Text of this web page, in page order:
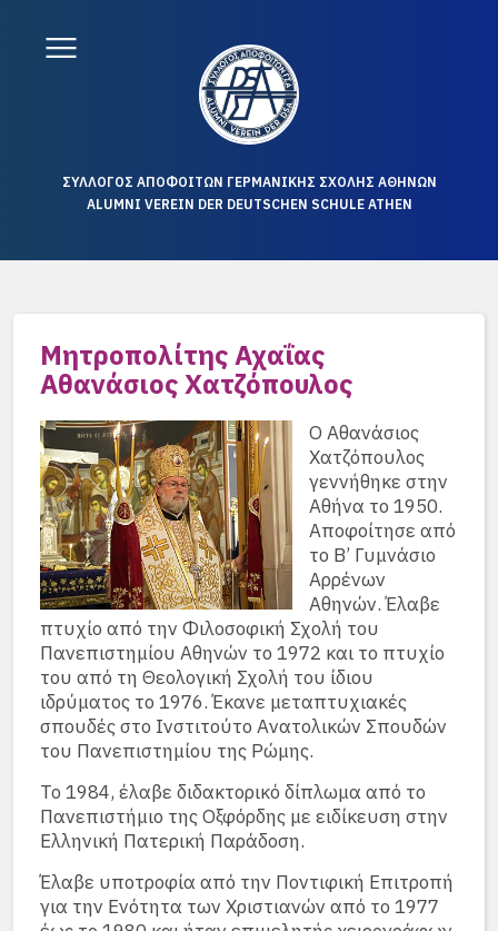
ΣΥΛΛΟΓΟΣ ΑΠΟΦΟΙΤΩΝ ΓΕΡΜΑΝΙΚΗΣ ΣΧΟΛΗΣ ΑΘΗΝΩΝ
ALUMNI VEREIN DER DEUTSCHEN SCHULE ATHEN
Μητροπολίτης Αχαΐας
Αθανάσιος Χατζόπουλος
Ο Αθανάσιος
Χατζόπουλος
γεννήθηκε στην
Αθήνα το 1950.
Αποφοίτησε από
το Β’ Γυμνάσιο
Αρρένων
Αθηνών. Έλαβε
πτυχίο από την Φιλοσοφική Σχολή του
Πανεπιστημίου Αθηνών το 1972 και το πτυχίο
του από τη Θεολογική Σχολή του ίδιου
ιδρύματος το 1976. Έκανε μεταπτυχιακές
σπουδές στο Ινστιτούτο Ανατολικών Σπουδών
του Πανεπιστημίου της Ρώμης.
Το 1984, έλαβε διδακτορικό δίπλωμα από το
Πανεπιστήμιο της Οξφόρδης με ειδίκευση στην
Ελληνική Πατερική Παράδοση.
Έλαβε υποτροφία από την Ποντιφική Επιτροπή
για την Ενότητα των Χριστιανών από το 1977